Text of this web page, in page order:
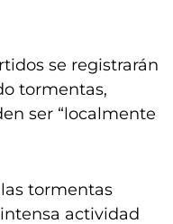
se registrarán
tormentas,
ser “localmente
tormentas
actividad